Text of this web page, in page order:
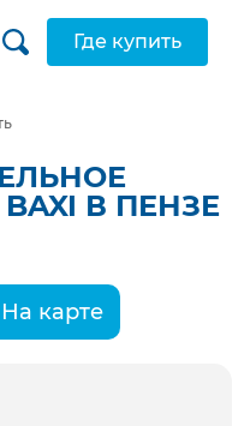
Где купить
В ПЕНЗЕ
На карте